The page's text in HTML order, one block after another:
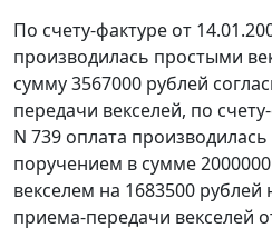
По счету-фактуре от
производилась простыми
сумму 3567000 рублей
передачи векселей, по
N 739 оплата
поручением в сумме
векселем на 1683500 рублей
приема-передачи векселей